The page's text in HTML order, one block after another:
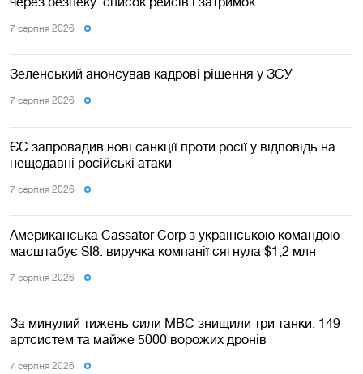
7 серпня 2026
Зеленський анонсував кадрові рішення у ЗСУ
7 серпня 2026
ЄС запровадив нові санкції проти росії у відповідь на
нещодавні російські атаки
7 серпня 2026
Американська Cassator Corp з українською командою
масштабує SI8: виручка компанії сягнула $1,2 млн
7 серпня 2026
За минулий тижень сили МВС знищили три танки, 149
артсистем та майже 5000 ворожих дронів
7 серпня 2026